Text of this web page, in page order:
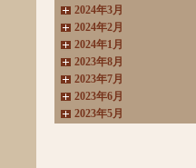
2024年3月
2024年2月
2024年1月
2023年8月
2023年7月
2023年6月
2023年5月